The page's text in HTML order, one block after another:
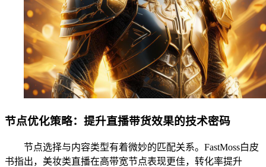
节点优化策略：提升直播带货效果的技术密码
节点选择与内容类型有着微妙的匹配关系。FastMoss白皮
书指出，美妆类直播在高带宽节点表现更佳，转化率提升